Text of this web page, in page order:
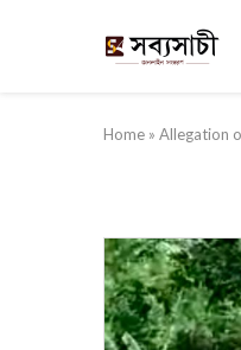
Home » Allegation